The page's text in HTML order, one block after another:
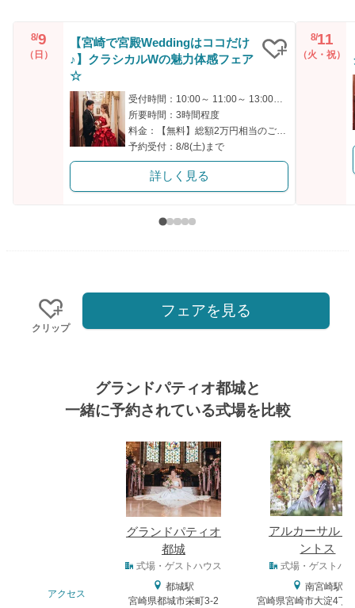
8/9
（日）
【宮崎で宮殿Weddingはココだけ
♪】クラシカルWの魅力体感フェア
☆
所要時間：3時間程度
予約受付：8/8(土)まで
詳しく見る
8/11
（火・祝）
クリップ
フェアを見る
グランドパティオ都城と
一緒に予約されている式場を比較
グランドパティオ
都城
アルカーサル
ントス
式場・ゲストハウス 式場・ゲストハ
アクセス
都城駅
宮崎県都城市栄町3-2
南宮崎駅
宮崎県宮崎市大淀4丁